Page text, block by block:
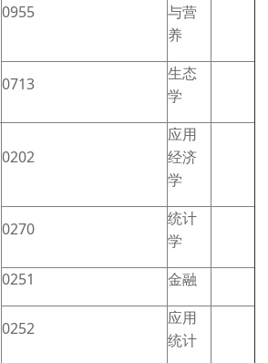
0955
与营
养
0713
生态
学
0202
应用
经济
学
0270
统计
学
0251
金融
0252
应用
统计